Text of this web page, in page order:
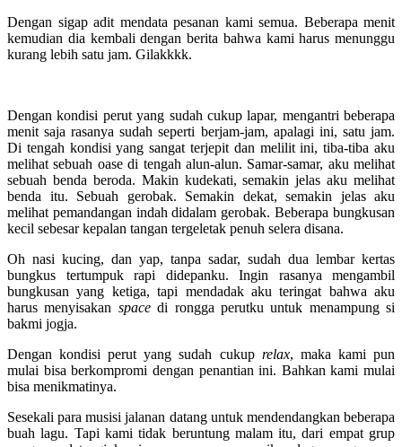
Dengan sigap adit mendata pesanan kami semua. Beberapa menit
kemudian dia kembali dengan berita bahwa kami harus menunggu
kurang lebih satu jam. Gilakkkk.
Dengan kondisi perut yang sudah cukup lapar, mengantri beberapa
menit saja rasanya sudah seperti berjam-jam, apalagi ini, satu jam.
Di tengah kondisi yang sangat terjepit dan melilit ini, tiba-tiba aku
melihat sebuah oase di tengah alun-alun. Samar-samar, aku melihat
sebuah benda beroda. Makin kudekati, semakin jelas aku melihat
benda itu. Sebuah gerobak. Semakin dekat, semakin jelas aku
melihat pemandangan indah didalam gerobak. Beberapa bungkusan
kecil sebesar kepalan tangan tergeletak penuh selera disana.
Oh nasi kucing, dan yap, tanpa sadar, sudah dua lembar kertas
bungkus tertumpuk rapi didepanku. Ingin rasanya mengambil
bungkusan yang ketiga, tapi mendadak aku teringat bahwa aku
harus menyisakan spacedi rongga perutku untuk menampung si
bakmi jogja.
Dengan kondisi perut yang sudah cukup relax, maka kami pun
mulai bisa berkompromi dengan penantian ini. Bahkan kami mulai
bisa menikmatinya.
Sesekali para musisi jalanan datang untuk mendendangkan beberapa
buah lagu. Tapi kami tidak beruntung malam itu, dari empat grup